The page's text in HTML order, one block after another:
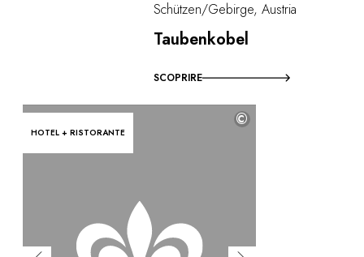
Schützen/Gebirge, Austria
Taubenkobel
SCOPRIRE
HOTEL + RISTORANTE
©